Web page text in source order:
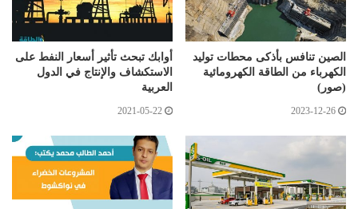
الصين تنافس بأذكى محطات توليد
الكهرباء من الطاقة الكهرومائية
(صور)
2023-12-26
أوابك تبحث تأثير أسعار النفط على
الاستكشاف والإنتاج في الدول
العربية
2021-05-22